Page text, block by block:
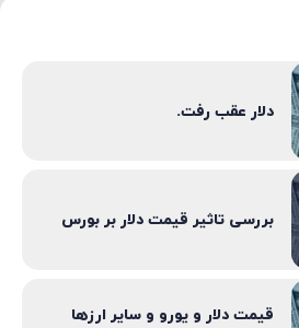
دلار عقب رفت.
بررسی تاثیر قیمت دلار بر بورس
قیمت دلار و یورو و سایر ارزها